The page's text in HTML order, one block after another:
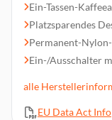
Ein-Tassen-
Platzsparendes
Permanent-
Ein-/Ausschalter
Rutschfeste,
alle
EU Data Act Info